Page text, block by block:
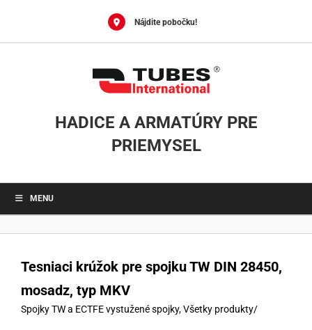
Nájdite pobočku!
HADICE A ARMATÚRY PRE
PRIEMYSEL
MENU
Tesniaci krúžok pre spojku TW DIN 28450,
mosadz, typ MKV
Spojky TW a ECTFE vystužené spojky,Všetky produkty/